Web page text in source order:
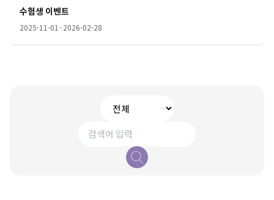
수험생 이벤트
2025-11-01~2026-02-28